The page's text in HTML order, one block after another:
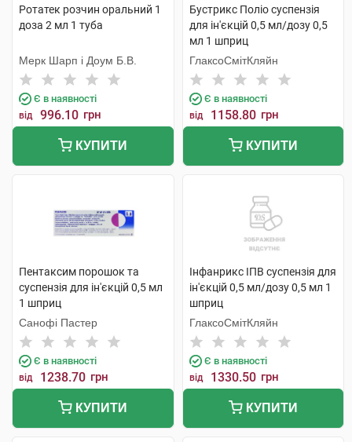
Ротатек розчин оральний 1
доза 2 мл 1 туба
Мерк Шарп і Доум Б.В.
Є в наявності
від 996.10 грн
КУПИТИ
Бустрикс Поліо суспензія
для ін'єкцій 0,5 мл/дозу 0,5
мл 1 шприц
ГлаксоСмітКляйн
Є в наявності
від 1158.80 грн
КУПИТИ
Пентаксим порошок та
суспензія для ін'єкцій 0,5 мл
1 шприц
Санофі Пастер
Є в наявності
від 1238.70 грн
КУПИТИ
Інфанрикс ІПВ суспензія для
ін'єкцій 0,5 мл/дозу 0,5 мл 1
шприц
ГлаксоСмітКляйн
Є в наявності
від 1330.50 грн
КУПИТИ